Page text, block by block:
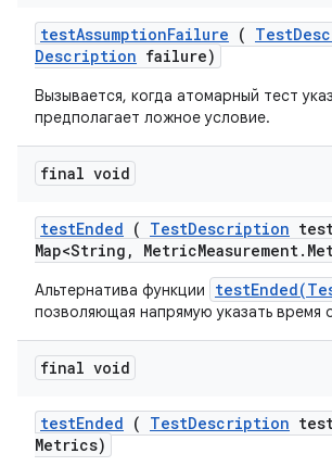
testAssumptionFailure ( Test
Description failure)
Вызывается, когда атомарный тест
предполагает ложное условие.
final void
testEnded ( TestDescription
Map<String , MetricMeasurement.
Альтернатива функции
позволяющая напрямую указать время
final void
testEnded ( TestDescription
Metrics)